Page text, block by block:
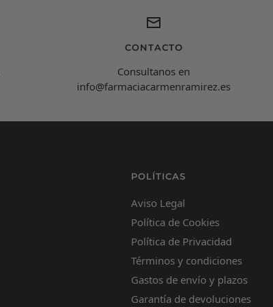
CONTACTO
Consultanos en
info@farmaciacarmenramirez.es
POLÍTICAS
Aviso Legal
Política de Cookies
Política de Privacidad
Términos y condiciones
Gastos de envío y plazos
Garantía de devoluciones
¿Cómo estás hoy y en qué puedo ayudarte?